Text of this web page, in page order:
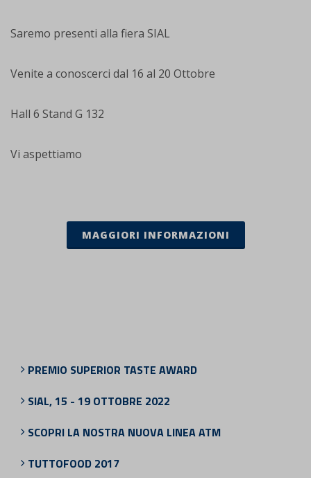
Saremo presenti alla fiera SIAL
Venite a conoscerci dal 16 al 20 Ottobre
Hall 6 Stand G 132
Vi aspettiamo
MAGGIORI INFORMAZIONI
PREMIO SUPERIOR TASTE AWARD
SIAL, 15 - 19 OTTOBRE 2022
SCOPRI LA NOSTRA NUOVA LINEA ATM
TUTTOFOOD 2017